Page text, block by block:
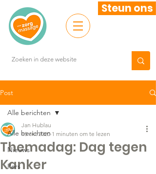
Steun ons
Post
Alle berichten
Nieuws
Pers
Alle berichten
Themadag: Dag tegen
Kanker
Jan Hublau
15 okt 2020 1 minuten om te lezen